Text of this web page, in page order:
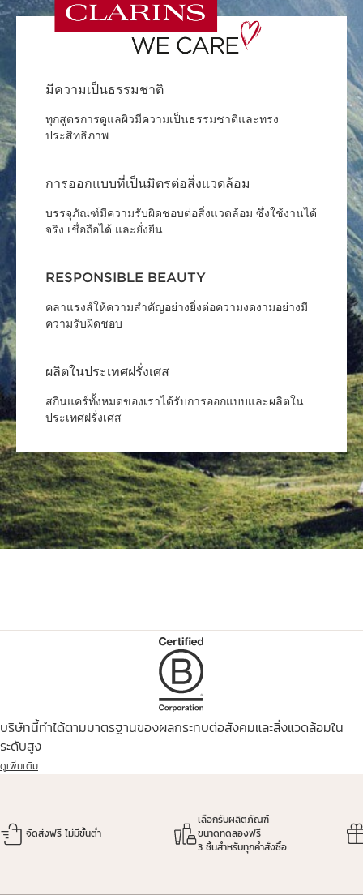
มีความเป็นธรรมชาติ
ทุกสูตรการดูแลผิวมีความเป็นธรรมชาติและทรง
ประสิทธิภาพ
การออกแบบที่เป็นมิตรต่อสิ่งแวดล้อม
บรรจุภัณฑ์มีความรับผิดชอบต่อสิ่งแวดล้อม ซึ่งใช้งานได้
จริง เชื่อถือได้ และยั่งยืน
RESPONSIBLE BEAUTY
คลาแรงส์ให้ความสำคัญอย่างยิ่งต่อความงดงามอย่างมี
ความรับผิดชอบ
ผลิตในประเทศฝรั่งเศส
สกินแคร์ทั้งหมดของเราได้รับการออกแบบและผลิตใน
ประเทศฝรั่งเศส
บริษัทนี้ทำได้ตามมาตรฐานของผลกระทบต่อสังคมและสิ่งแวดล้อมใน
ระดับสูง
ดูเพิ่มเติม
จัดส่งฟรี ไม่มีขั้นต่ำ
เลือกรับผลิตภัณฑ์
ขนาดทดลองฟรี
3 ชิ้นสำหรับทุกคำสั่งซื้อ